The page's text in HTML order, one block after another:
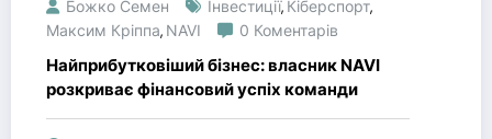
Божко Семен Інвестиції, Кіберспорт,
Максим Кріппа, NAVI 0 Коментарів
Найприбутковіший бізнес: власник NAVI
розкриває фінансовий успіх команди